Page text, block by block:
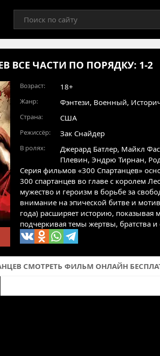
ВСЕ ЧАСТИ ПО ПОРЯДКУ: 1-2
Возраст: 18+
Жанр: Фэнтези, Военный,
Страна: США
Режиссёр: Зак Снайдер
В ролях: Джерард Батлер, Майкл
Плевин, Эндрю Тирнан,
Серия фильмов «300 Спартанцев»
300 спартанцев во главе с королем
мужество и героизм в борьбе за
внимание на эпической битве и
года) расширяет историю, показывая
подчеркивая темы жертвы, братства
СМОТРЕТЬ ФИЛЬМ ОНЛАЙН